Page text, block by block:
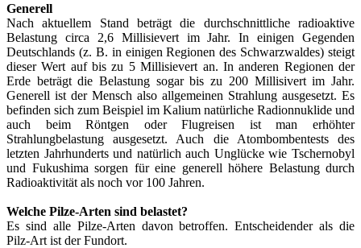
Generell
Nach aktuellem Stand beträgt die durchschnittliche radioaktive
Belastung circa 2,6 Millisievert im Jahr. In einigen Gegenden
Deutschlands (z. B. in einigen Regionen des Schwarzwaldes) steigt
dieser Wert auf bis zu 5 Millisievert an. In anderen Regionen der
Erde beträgt die Belastung sogar bis zu 200 Millisivert im Jahr.
Generell ist der Mensch also allgemeinen Strahlung ausgesetzt. Es
befinden sich zum Beispiel im Kalium natürliche Radionnuklide und
auch beim Röntgen oder Flugreisen ist man erhöhter
Strahlungbelastung ausgesetzt. Auch die Atombombentests des
letzten Jahrhunderts und natürlich auch Unglücke wie Tschernobyl
und Fukushima sorgen für eine generell höhere Belastung durch
Radioaktivität als noch vor 100 Jahren.
Welche Pilze-Arten sind belastet?
Es sind alle Pilze-Arten davon betroffen. Entscheidender als die
Pilz-Art ist der Fundort.